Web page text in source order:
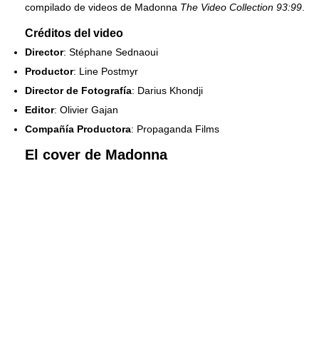
compilado de videos de Madonna The Video Collection 93:99
Créditos del video
Director: Stéphane Sednaoui
Productor: Line Postmyr
Director de Fotografía: Darius Khondji
Editor: Olivier Gajan
Compañía Productora: Propaganda Films
El cover de Madonna